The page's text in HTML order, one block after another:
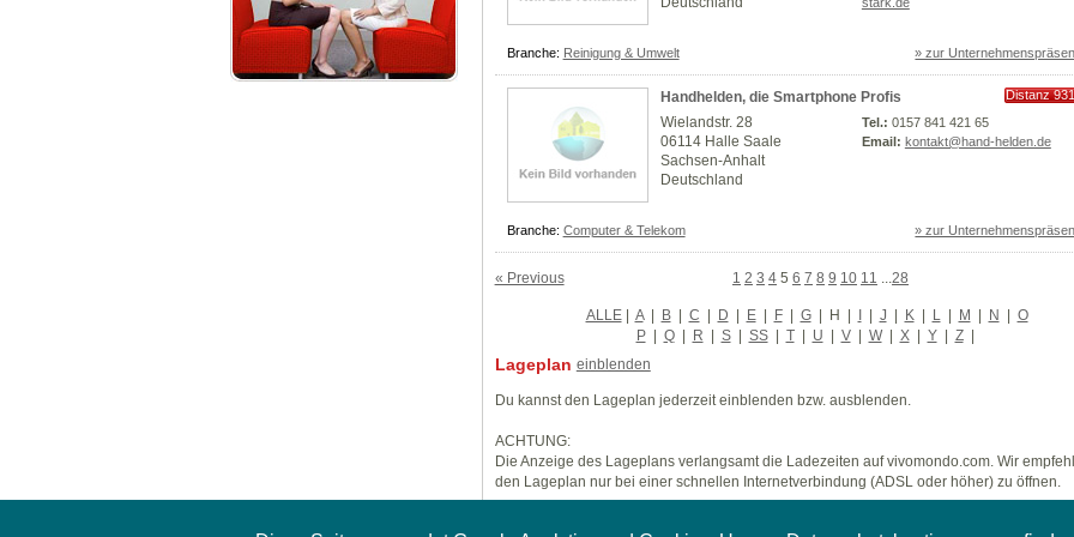
Branche: Reinigung & Umwelt » zur
Handhelden, die Smartphone Profis
Distanz
Wielandstr. 28
06114 Halle Saale
Sachsen-Anhalt
Deutschland
Tel.: 0157 841 421 65
Email: kontakt@hand-helden.de
Branche: Computer & Telekom » zur
« Previous 1 2 3 4 5 6 7 8 9 10 11 28
ALLE| A | B | C | D | E | F | G | H | I | J | K | L | M | N | O
P | Q | R | S | SS | T | U | V | W | X | Y | Z |
Lageplan einblenden
Du kannst den Lageplan jederzeit einblenden bzw. ausblenden.
ACHTUNG:
Die Anzeige des Lageplans verlangsamt die Ladezeiten auf vivomondo.com. Wir
den Lageplan nur bei einer schnellen Internetverbindung (ADSL oder höher) zu öffnen.